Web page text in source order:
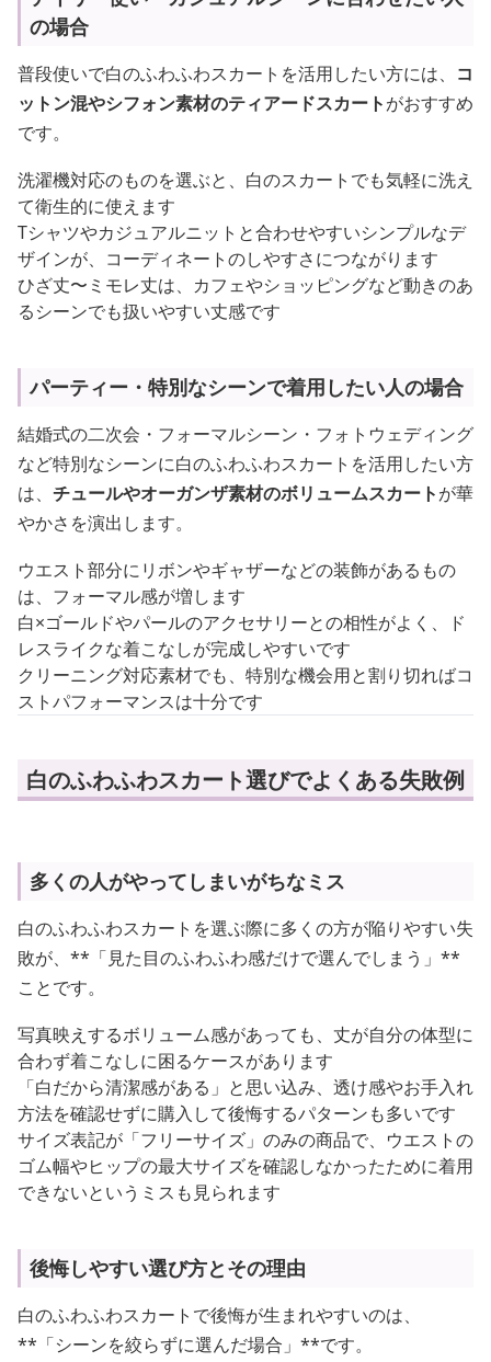
の場合
普段使いで白のふわふわスカートを活用したい方には、 コ
ットン混やシフォン素材のティアードスカートがおすすめ
です。
洗濯機対応のものを選ぶと、白のスカートでも気軽に洗え
て衛生的に使えます
Tシャツやカジュアルニットと合わせやすいシンプルなデ
ザインが、コーディネートのしやすさにつながります
ひざ丈〜ミモレ丈は、カフェやショッピングなど動きのあ
るシーンでも扱いやすい丈感です
パーティー・特別なシーンで着用したい人の場合
結婚式の二次会・フォーマルシーン・フォトウェディング
など特別なシーンに白のふわふわスカートを活用したい方
は、 チュールやオーガンザ素材のボリュームスカートが華
やかさを演出します。
ウエスト部分にリボンやギャザーなどの装飾があるもの
は、フォーマル感が増します
白×ゴールドやパールのアクセサリーとの相性がよく、ド
レスライクな着こなしが完成しやすいです
クリーニング対応素材でも、特別な機会用と割り切ればコ
ストパフォーマンスは十分です
白のふわふわスカート選びでよくある失敗例
多くの人がやってしまいがちなミス
白のふわふわスカートを選ぶ際に多くの方が陥りやすい失
敗が、**「見た目のふわふわ感だけで選んでしまう」**
ことです。
写真映えするボリューム感があっても、丈が自分の体型に
合わず着こなしに困るケースがあります
「白だから清潔感がある」と思い込み、透け感やお手入れ
方法を確認せずに購入して後悔するパターンも多いです
サイズ表記が「フリーサイズ」のみの商品で、ウエストの
ゴム幅やヒップの最大サイズを確認しなかったために着用
できないというミスも見られます
後悔しやすい選び方とその理由
白のふわふわスカートで後悔が生まれやすいのは、
**「シーンを絞らずに選んだ場合」**です。